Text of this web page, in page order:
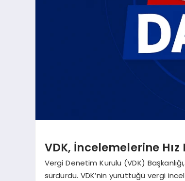
VDK, İncelemelerine
Vergi Denetim Kurulu (VDK)
sürdürdü. VDK’nin yürüttüğü vergi